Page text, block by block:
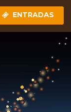
ENTRADAS